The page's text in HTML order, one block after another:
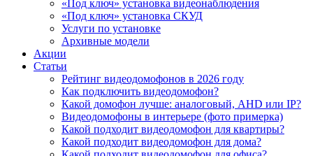
«Под ключ» установка видеонаблюдения
«Под ключ» установка СКУД
Услуги по установке
Архивные модели
Акции
Статьи
Рейтинг видеодомофонов в 2026 году
Как подключить видеодомофон?
Какой домофон лучше: аналоговый, AHD или IP?
Видеодомофоны в интерьере (фото примерка)
Какой подходит видеодомофон для квартиры?
Какой подходит видеодомофон для дома?